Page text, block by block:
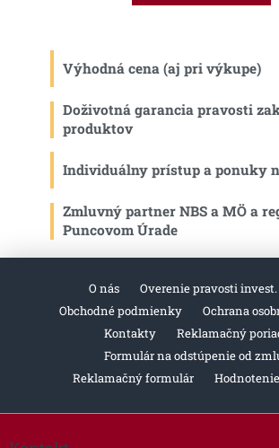
Výhodná cena (aj pri výkupe)
Doživotná garancia pravosti
produktov
Individuálny prístup a ponuky
Zmluvný partner NBS a MÖ a
Puncovom Úrade
O nás
Overenie pravosti
Obchodné podmienky
Ochrana
Kontakty
Reklamačný
Formulár na odstúpenie od
Reklamačný formulár